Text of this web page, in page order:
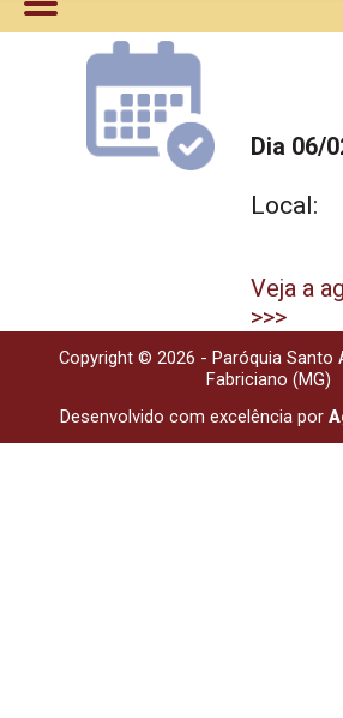
Dia 06/
Local:
Veja a
>>>
Copyright © 2026 - Paróquia Santo
Fabriciano (MG)
Desenvolvido com excelência por